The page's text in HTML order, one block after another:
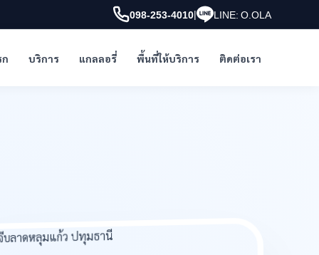
098-253-4010| LINE: O.OLA
บริการ แกลลอรี่ พื้นที่ให้บริการ ติดต่อเรา